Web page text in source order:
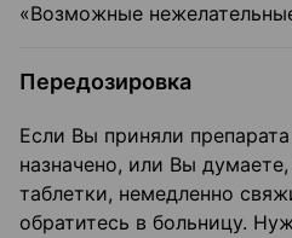
«Возможные
Передозировка
Если Вы приняли
назначено, или Вы
таблетки, немедленно
обратитесь в больницу.